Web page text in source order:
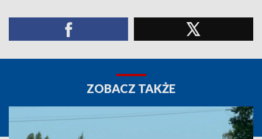
ZOBACZ TAKŻE